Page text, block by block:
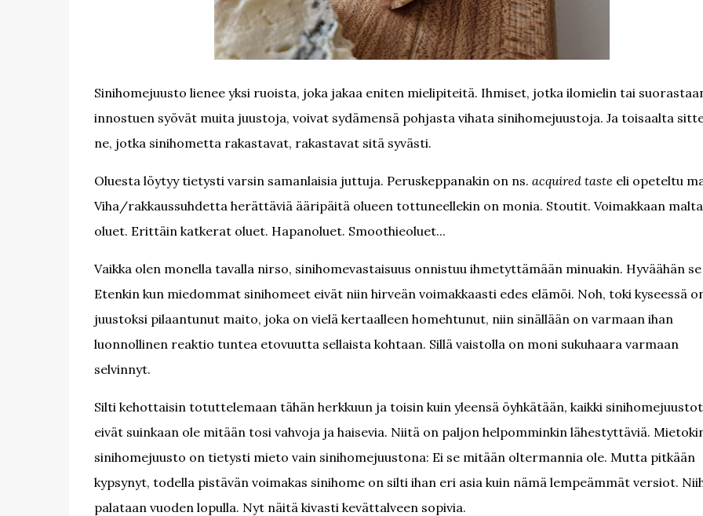
Sinihomejuusto lienee yksi ruoista, joka jakaa eniten mielipiteitä. Ihmiset, jotka ilomielin tai
innostuen syövät muita juustoja, voivat sydämensä pohjasta vihata sinihomejuustoja. Ja toisaalta
ne, jotka sinihometta rakastavat, rakastavat sitä syvästi.
Oluesta löytyy tietysti varsin samanlaisia juttuja. Peruskeppanakin on ns. acquired taste eli opeteltu
Viha/rakkaussuhdetta herättäviä ääripäitä olueen tottuneellekin on monia. Stoutit. Voimakkaan
oluet. Erittäin katkerat oluet. Hapanoluet. Smoothieoluet...
Vaikka olen monella tavalla nirso, sinihomevastaisuus onnistuu ihmetyttämään minuakin. Hyväähän
Etenkin kun miedommat sinihomeet eivät niin hirveän voimakkaasti edes elämöi. Noh, toki kyseessä
juustoksi pilaantunut maito, joka on vielä kertaalleen homehtunut, niin sinällään on varmaan ihan
luonnollinen reaktio tuntea etovuutta sellaista kohtaan. Sillä vaistolla on moni sukuhaara varmaan
selvinnyt.
Silti kehottaisin totuttelemaan tähän herkkuun ja toisin kuin yleensä öyhkätään, kaikki sinihomejuustot
eivät suinkaan ole mitään tosi vahvoja ja haisevia. Niitä on paljon helpomminkin lähestyttäviä.
sinihomejuusto on tietysti mieto vain sinihomejuustona: Ei se mitään oltermannia ole. Mutta pitkään
kypsynyt, todella pistävän voimakas sinihome on silti ihan eri asia kuin nämä lempeämmät versiot.
palataan vuoden lopulla. Nyt näitä kivasti kevättalveen sopivia.